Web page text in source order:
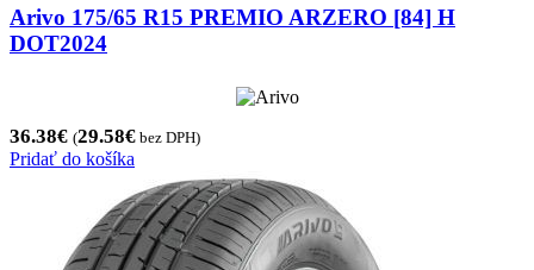
Arivo 175/65 R15 PREMIO ARZERO [84] H
DOT2024
36.38€ (29.58€ bez DPH)
Pridať do košíka